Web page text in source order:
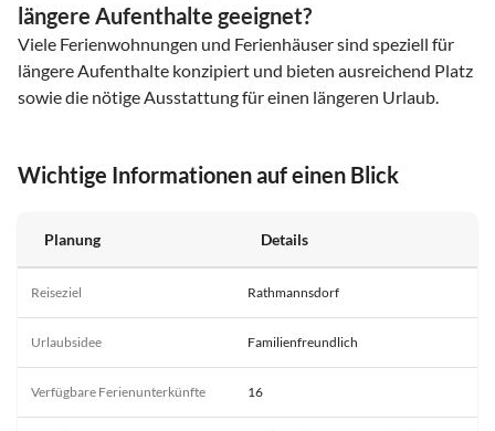
längere Aufenthalte geeignet?
Viele Ferienwohnungen und Ferienhäuser sind speziell für
längere Aufenthalte konzipiert und bieten ausreichend Platz
sowie die nötige Ausstattung für einen längeren Urlaub.
Wichtige Informationen auf einen Blick
Planung Details
Reiseziel Rathmannsdorf
Urlaubsidee Familienfreundlich
Verfügbare Ferienunterkünfte 16